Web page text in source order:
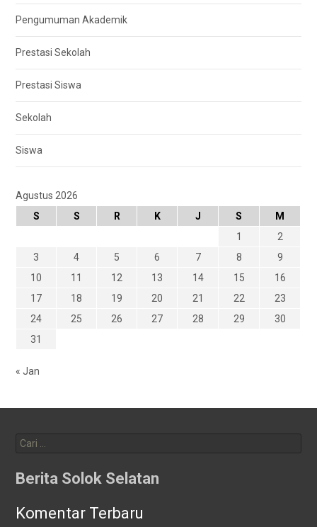
Pengumuman Akademik
Prestasi Sekolah
Prestasi Siswa
Sekolah
Siswa
Agustus 2026
S
S R K J S
M
1
2
3
4 5 6 7 8
9
10
11 12 13 14 15
16
17
18 19 20 21 22
23
24
25 26 27 28 29
30
31
« Jan
untuk:
Berita Solok Selatan
Komentar Terbaru